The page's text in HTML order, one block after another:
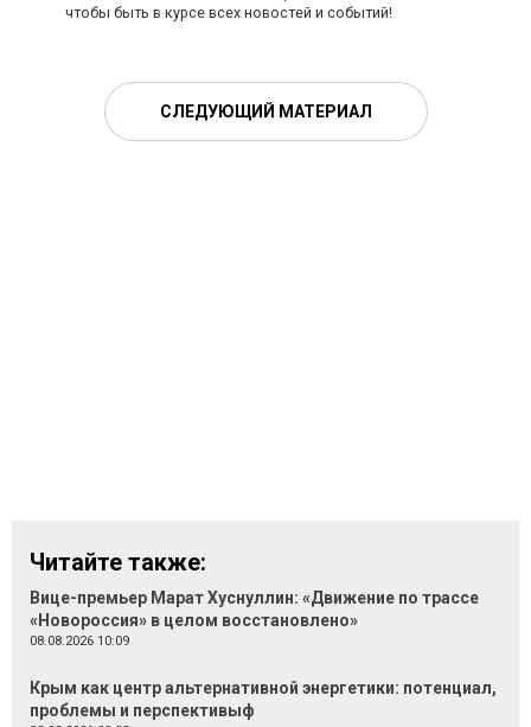
чтобы быть в курсе всех новостей и событий!
СЛЕДУЮЩИЙ МАТЕРИАЛ
Читайте также:
Вице-премьер Марат Хуснуллин: «Движение по трассе
«Новороссия» в целом восстановлено»
08.08.2026 10:09
Крым как центр альтернативной энергетики: потенциал,
проблемы и перспективыф